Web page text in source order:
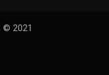
© 2021